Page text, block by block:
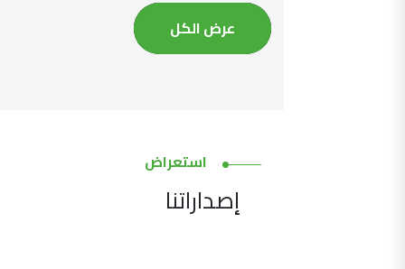
عرض الكل
استعراض
إصداراتنا